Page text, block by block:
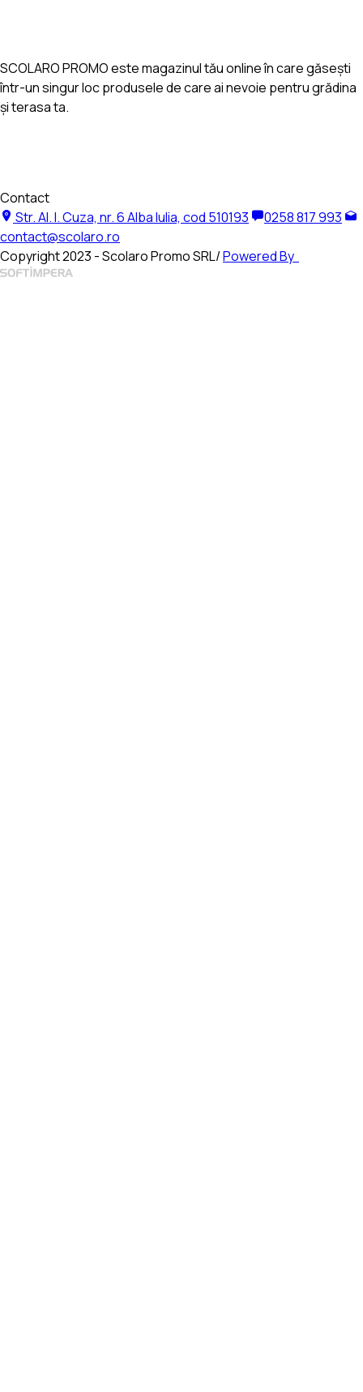
SCOLARO PROMO este magazinul tău online în care găsești
într-un singur loc produsele de care ai nevoie pentru grădina
și terasa ta.
Contact
Str. Al. I. Cuza, nr. 6 Alba Iulia, cod 510193
0258 817 993
contact@scolaro.ro
Copyright 2023 - Scolaro Promo SRL/Powered By